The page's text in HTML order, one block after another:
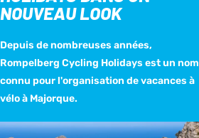
NOUVEAU LOOK
Depuis de nombreuses années,
Rompelberg Cycling Holidays est un nom
connu pour l'organisation de vacances à
vélo à Majorque.